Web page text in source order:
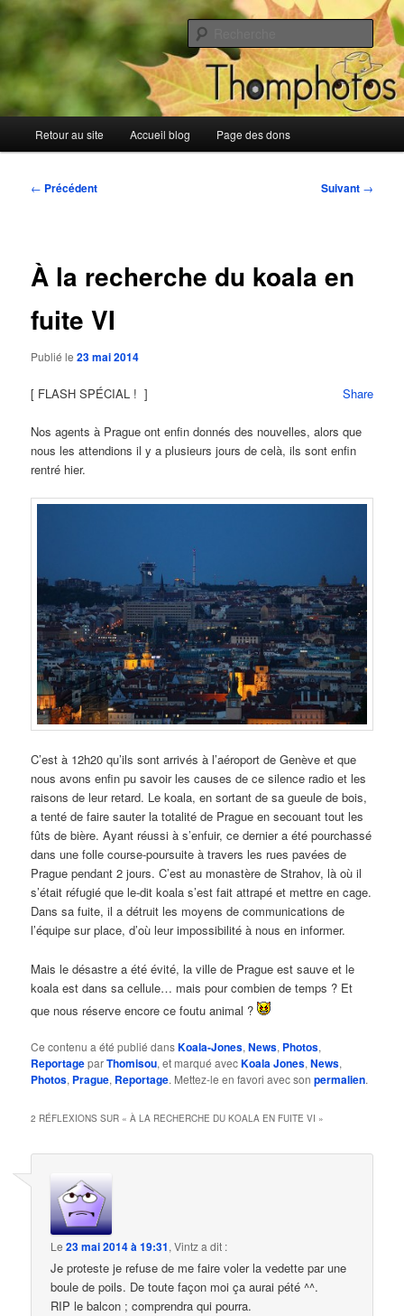
Aller
au
Blog de Thomphotos
Blog de Thomphotos
principal
Retour au site Accueil blog Page des dons
Navigation
← Précédent Suivant →
À la recherche du koala en
fuite VI
Publié le23 mai 2014
Share
[ FLASH SPÉCIAL ! ]
Nos agents à Prague ont enfin donnés des nouvelles, alors que
nous les attendions il y a plusieurs jours de celà, ils sont enfin
rentré hier.
C’est à 12h20 qu’ils sont arrivés à l’aéroport de Genève et que
nous avons enfin pu savoir les causes de ce silence radio et les
raisons de leur retard. Le koala, en sortant de sa gueule de bois,
a tenté de faire sauter la totalité de Prague en secouant tout les
fûts de bière. Ayant réussi à s’enfuir, ce dernier a été pourchassé
dans une folle course-poursuite à travers les rues pavées de
Prague pendant 2 jours. C’est au monastère de Strahov, là où il
s’était réfugié que le-dit koala s’est fait attrapé et mettre en cage.
Dans sa fuite, il a détruit les moyens de communications de
l’équipe sur place, d’où leur impossibilité à nous en informer.
Mais le désastre a été évité, la ville de Prague est sauve et le
koala est dans sa cellule… mais pour combien de temps ? Et
que nous réserve encore ce foutu animal ?
Ce contenu a été publié dansKoala-Jones,News, Photos,
ReportageparThomisou, et marqué avecKoala Jones,News,
Photos, Prague, Reportage. Mettez-le en favori avec sonpermalien.
2 RÉFLEXIONS SUR «À LA RECHERCHE DU KOALA EN FUITE VI »
Le23 mai 2014 à 19:31,Vintza dit :
Je proteste je refuse de me faire voler la vedette par une
boule de poils. De toute façon moi ça aurai pété ^^.
RIP le balcon ; comprendra qui pourra.